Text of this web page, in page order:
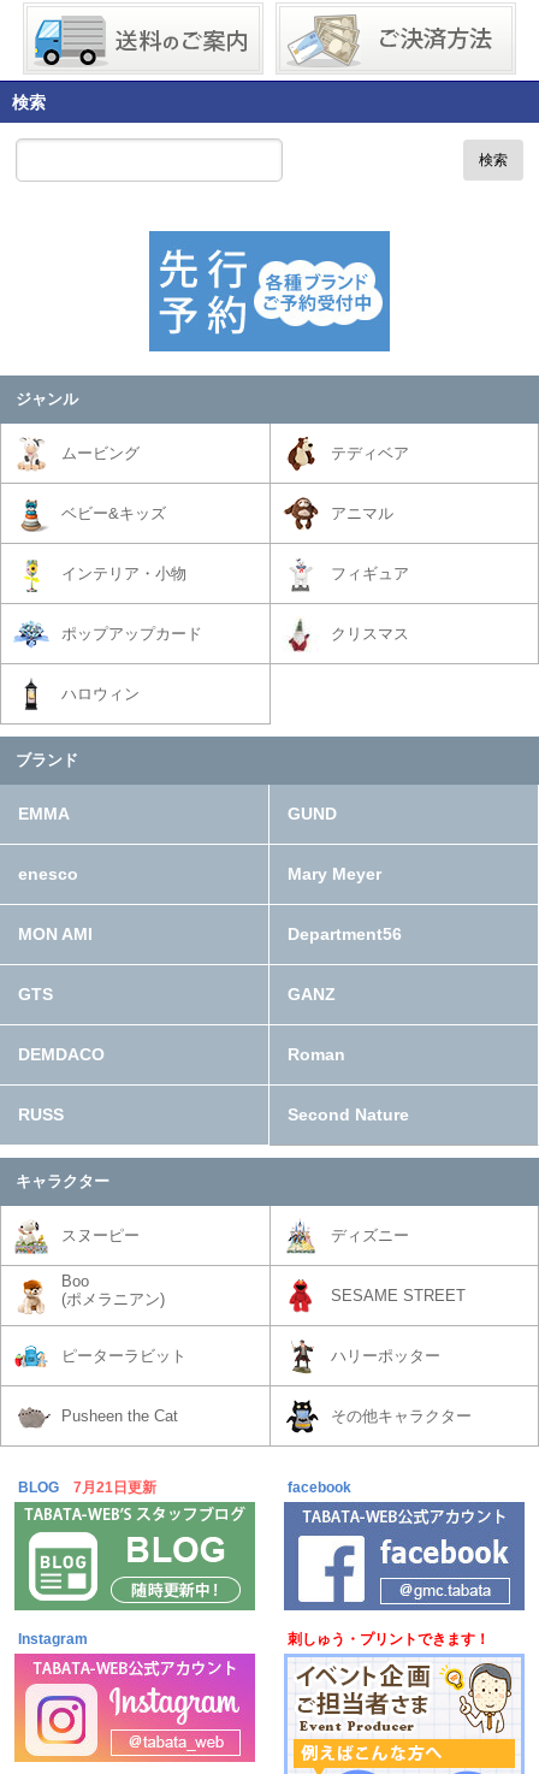
検索
検索
ジャンル
ムービング テディベア
ベビー&キッズ アニマル
インテリア・小物 フィギュア
ポップアップカード クリスマス
ハロウィン
ブランド
EMMA GUND
enesco Mary Meyer
MON AMI Department56
GTS GANZ
DEMDACO Roman
RUSS Second Nature
キャラクター
スヌーピー ディズニー
Boo
(ポメラニアン)
SESAME STREET
ピーターラビット ハリーポッター
Pusheen the Cat その他キャラクター
BLOG 7月21日更新 facebook
Instagram 刺しゅう・プリントできます！